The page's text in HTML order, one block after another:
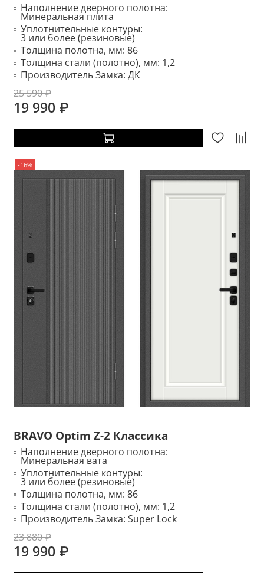
Наполнение дверного полотна:
Минеральная плита
Уплотнительные контуры:
3 или более (резиновые)
Толщина полотна, мм: 86
Толщина стали (полотно), мм: 1,2
Производитель Замка: ДК
25 590 ₽
19 990 ₽
-16%
BRAVO Optim Z-2 Классика
Наполнение дверного полотна:
Минеральная вата
Уплотнительные контуры:
3 или более (резиновые)
Толщина полотна, мм: 86
Толщина стали (полотно), мм: 1,2
Производитель Замка: Super Lock
23 880 ₽
19 990 ₽